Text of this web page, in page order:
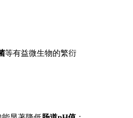
等有益微生物的繁衍